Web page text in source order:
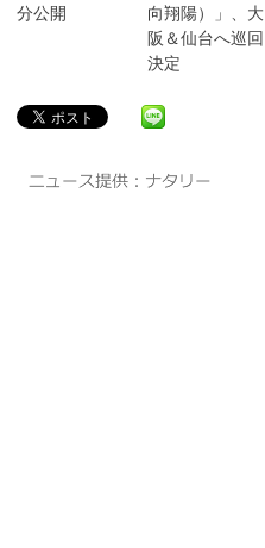
分公開
向翔陽）」、大
阪＆仙台へ巡回
決定